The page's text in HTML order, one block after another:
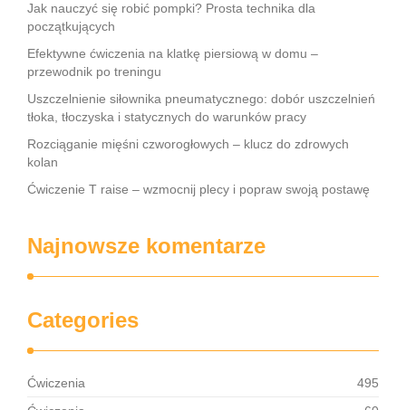
Jak nauczyć się robić pompki? Prosta technika dla
początkujących
Efektywne ćwiczenia na klatkę piersiową w domu –
przewodnik po treningu
Uszczelnienie siłownika pneumatycznego: dobór uszczelnień
tłoka, tłoczyska i statycznych do warunków pracy
Rozciąganie mięśni czworogłowych – klucz do zdrowych
kolan
Ćwiczenie T raise – wzmocnij plecy i popraw swoją postawę
Najnowsze komentarze
Categories
Ćwiczenia
495